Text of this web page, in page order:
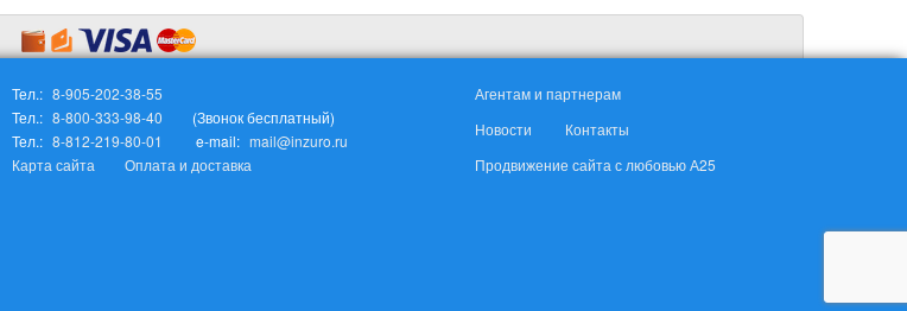
Тел.: 8-905-202-38-55
Тел.: 8-800-333-98-40
(Звонок бесплатный)
Тел.: 8-812-219-80-01 e-mail: mail@inzuro.ru
Карта сайта
Оплата и доставка
Агентам и партнерам
Новости
Контакты
Продвижение сайта с любовью А25